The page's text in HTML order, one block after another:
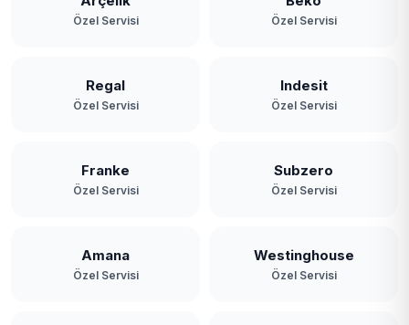
Özel Servisi Özel Servisi
Regal
Özel Servisi
Indesit
Özel Servisi
Franke
Özel Servisi
Subzero
Özel Servisi
Amana
Özel Servisi
Westinghouse
Özel Servisi